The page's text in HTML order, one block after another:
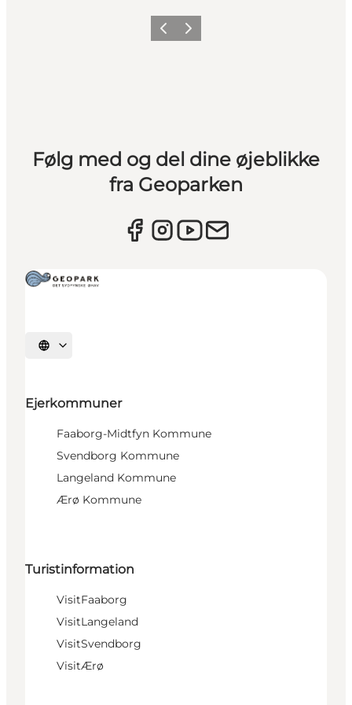
ForrigeNæste
Følg med og del dine øjeblikke
fra Geoparken
Vælg sprog
Ejerkommuner
Faaborg-Midtfyn Kommune
Svendborg Kommune
Langeland Kommune
Ærø Kommune
Turistinformation
VisitFaaborg
VisitLangeland
VisitSvendborg
VisitÆrø